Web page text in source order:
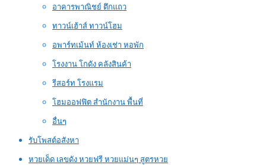
อาคารพาณิชย์ ตึกแถว
ทาวน์เฮ้าส์ ทาวน์โฮม
อพาร์ทเม้นท์ ห้องเช่า หอพัก
โรงงาน โกดัง คลังสินค้า
รีสอร์ท โรงแรม
โฮมออฟฟิต สำนักงาน พื้นที่
อื่นๆ
รับโพสต์อสังหา
หวยเด็ด เลขดัง หวยฟรี หวยแม่นๆ สูตรหวย